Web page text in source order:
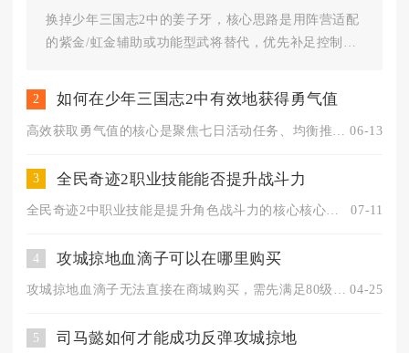
换掉少年三国志2中的姜子牙，核心思路是用阵营适配
的紫金/虹金辅助或功能型武将替代，优先补足控制、
2 如何在少年三国志2中有效地获得勇气值
06-13
3 全民奇迹2职业技能能否提升战斗力
全民奇迹2中职业技能是提升角色战斗力的核心核心渠道，所有职业... 07-11
4 攻城掠地血滴子可以在哪里购买
攻城掠地血滴子无法直接在商城购买，需先满足80级并击败副本N... 04-25
5 司马懿如何才能成功反弹攻城掠地